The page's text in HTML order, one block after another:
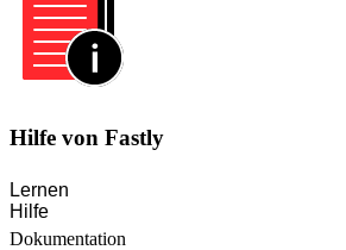
Hilfe von Fastly
Lernen
Hilfe
Dokumentation